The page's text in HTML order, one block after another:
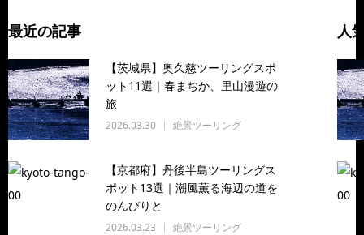
最近の記事
【茨城県】奥久慈ツーリングスポ
ット11選｜春まぢか、里山漫遊の
旅
2026.03.30 絶景ツーリング
【京都府】丹後半島ツーリングス
ポット13選｜潮風薫る海辺の道を
のんびりと
2026.03.23 絶景ツーリング
人